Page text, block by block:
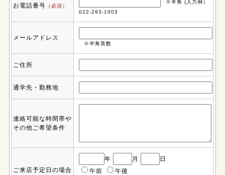
お電話番号 （必須）
※半角 (入力例）
022-293-1003
メールアドレス
※半角英数
ご住所
通学先・勤務地
連絡可能な時間帯や
その他ご希望条件
ご来店予定日の場合
年 月
日
午前
午後